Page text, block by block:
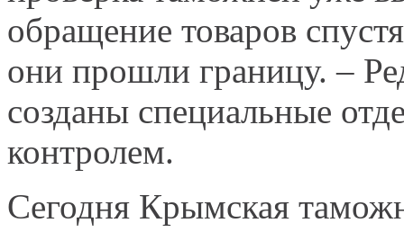
обращение товаров
они прошли границу. –
созданы специальные
контролем.
Сегодня Крымская